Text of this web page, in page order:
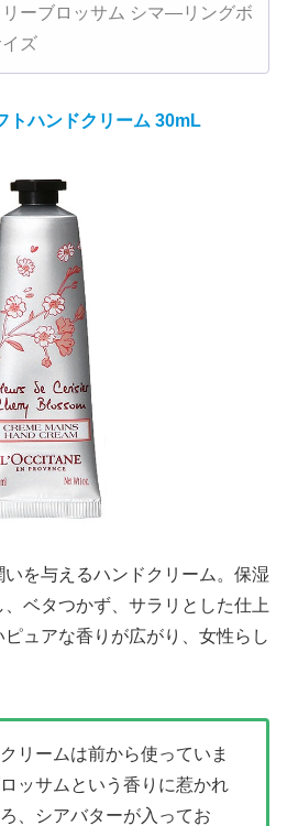
ーブロッサム シマ―リングボ
ズ
トハンドクリーム 30mL
を与えるハンドクリーム。保湿
ベタつかず、サラリとした仕上
ュアな香りが広がり、女性らし
リームは前から使っていま
ッサムという香りに惹かれ
、シアバターが入ってお